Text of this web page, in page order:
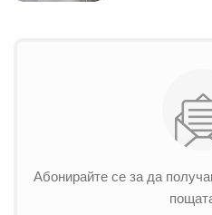
Абонирайте се за да